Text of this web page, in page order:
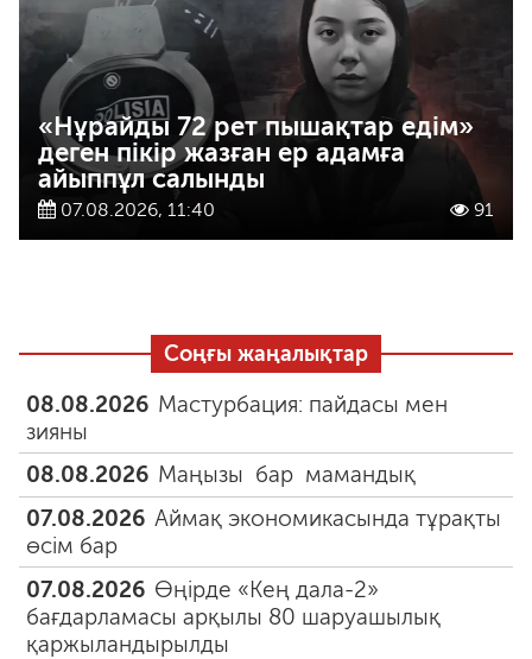
«Нұрайды 72 рет пышақтар едім»
деген пікір жазған ер адамға
айыппұл салынды
07.08.2026, 11:40 91
Соңғы жаңалықтар
08.08.2026 Мастурбация: пайдасы мен
зияны
08.08.2026 Маңызы бар мамандық
07.08.2026 Аймақ экономикасында тұрақты
өсім бар
07.08.2026 Өңірде «Кең дала-2»
бағдарламасы арқылы 80 шаруашылық
қаржыландырылды